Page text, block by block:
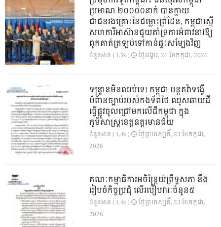
ប្រមាណ ២០០០០នាក់ បានក្លាយ
ជាជនរងគ្រោះនៃជម្លោះព្រំដែន, កម្ពុជាស្នើ
សហការីអាស៊ានជួយគាំទ្រការអំពាវនាវឱ្យ
ពួកគាត់ត្រឡប់ទៅកាន់ផ្ទះសម្បែងវិញ
ចំនួនអាន ( 1.5k ) ថ្ងៃ​អង្គារ, 21 ខែ​កក្កដា, 2026
ទន្ទ្រានមិនឈប់ទេ! កម្ពុជា បន្តតវ៉ាទង្វើ
បំពានច្បាប់របស់កងទ័ពថៃ ឈូសឆាយដី
ធ្វើផ្លូវចូលជ្រៅមកលើដីកម្ពុជា ក្នុង
ភូមិសាស្ត្រខេត្តឧត្តរមានជ័យ
ចំនួនអាន ( 1.4k )
ថ្ងៃ​ព្រហស្បតិ៍, 23 ខែ​កក្កដា,
2026
គណៈកម្មាធិការអចិន្ត្រៃយ៍ព្រឹទ្ធសភា នឹង
រៀបចំកិច្ចប្រជុំ លើរបៀបវារៈចំនួន៥
ចំនួនអាន ( 1.4k )
ថ្ងៃ​ព្រហស្បតិ៍, 23 ខែ​កក្កដា,
2026